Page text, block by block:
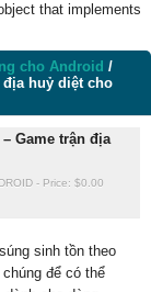
that implements
cho Android /
địa huỷ diệt cho
Game trận địa
- Price: $0.00
sinh tồn theo
để có thể